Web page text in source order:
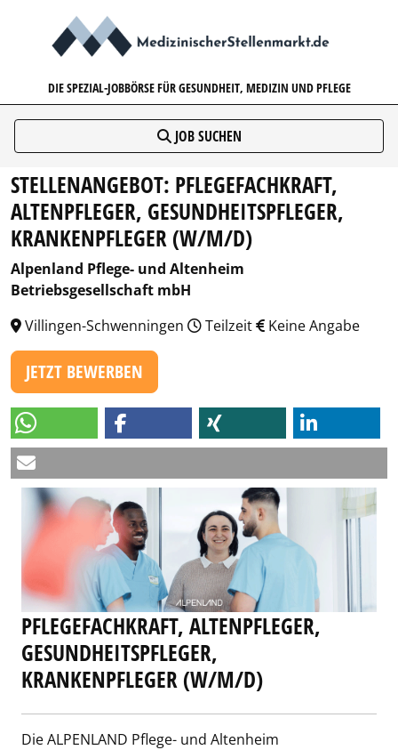
DIE SPEZIAL-JOBBÖRSE FÜR GESUNDHEIT, MEDIZIN UND PFLEGE
JOB SUCHEN
STELLENANGEBOT: PFLEGEFACHKRAFT,
ALTENPFLEGER, GESUNDHEITSPFLEGER,
KRANKENPFLEGER (W/M/D)
Alpenland Pflege- und Altenheim
Betriebsgesellschaft mbH
Villingen-Schwenningen
Teilzeit Keine Angabe
JETZT BEWERBEN
PFLEGEFACHKRAFT, ALTENPFLEGER,
GESUNDHEITSPFLEGER,
KRANKENPFLEGER (W/M/D)
Die ALPENLAND Pflege- und Altenheim